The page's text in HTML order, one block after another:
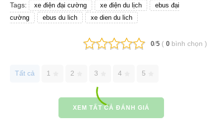
Tags: xe điện đại cường xe điện du lịch
ebus đại
cường
ebus du lich xe dien du lich
0/5 ( 0 bình chọn )
Tất cả 1 2 3 4 5
XEM TẤT CẢ ĐÁNH GIÁ